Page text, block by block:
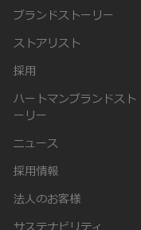
ブランドストーリー
ストアリスト
採用
ハートマンブランドスト
ーリー
ニュース
採用情報
法人のお客様